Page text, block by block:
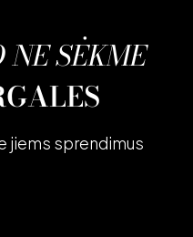
NE SĖKME
jiems sprendimus